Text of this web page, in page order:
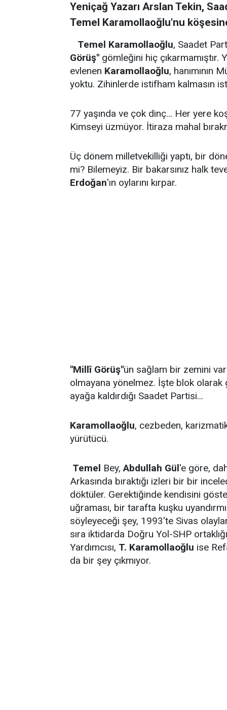
Yeniçağ Yazarı Arslan Tekin,
Temel Karamollaoğlu'nu
Temel Karamollaoğlu, Saadet
Görüş" gömleğini hiç
evlenen Karamollaoğlu, hanımının
yoktu. Zihinlerde istifham kalmasın
77 yaşında ve çok dinç... Her yere
Kimseyi üzmüyor. İtiraza mahal
Üç dönem milletvekilliği yaptı, bir
mi? Bilemeyiz. Bir bakarsınız halk
Erdoğan'ın oylarını kırpar.
"Millî Görüş"ün sağlam bir zemini
olmayana yönelmez. İşte blok
ayağa kaldırdığı Saadet Partisi...
Karamollaoğlu, cezbeden,
yürütücü.
Temel Bey,Abdullah Gül'e göre,
Arkasında bıraktığı izleri bir bir
döktüler. Gerektiğinde kendisini
uğraması, bir tarafta kuşku
söyleyeceği şey, 1993'te Sivas
sıra iktidarda Doğru Yol-SHP
Yardımcısı, T. Karamollaoğlu ise
da bir şey çıkmıyor.